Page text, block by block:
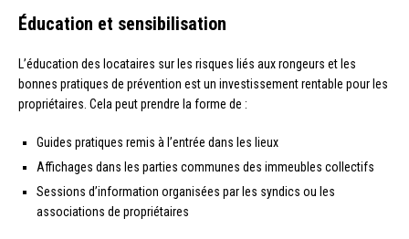
Éducation et sensibilisation
L’éducation des locataires sur les risques liés aux rongeurs et les
bonnes pratiques de prévention est un investissement rentable pour les
propriétaires. Cela peut prendre la forme de :
Guides pratiques remis à l’entrée dans les lieux
Affichages dans les parties communes des immeubles collectifs
Sessions d’information organisées par les syndics ou les
associations de propriétaires